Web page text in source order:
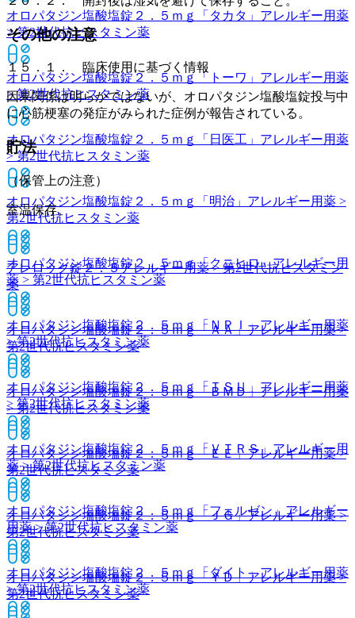
オロパタジン塩酸塩錠２．５ｍｇ「タカタ」 アレルギー用薬
> 第2世代抗ヒスタミン薬
オロパタジン塩酸塩錠２．５ｍｇ「トーワ」 アレルギー用薬
> 第2世代抗ヒスタミン薬
オロパタジン塩酸塩錠２．５ｍｇ「日医工」 アレルギー用薬
> 第2世代抗ヒスタミン薬
オロパタジン塩酸塩錠２．５ｍｇ「明治」 アレルギー用薬 >
第2世代抗ヒスタミン薬
オロパタジン塩酸塩錠２．５ｍｇ「クニヒロ」アレルギー用
薬 > 第2世代抗ヒスタミン薬
オロパタジン塩酸塩錠２．５ｍｇ「ＮＰＩ」アレルギー用薬
> 第2世代抗ヒスタミン薬
オロパタジン塩酸塩錠２．５ｍｇ「ＴＳＵ」 アレルギー用薬
> 第2世代抗ヒスタミン薬
オロパタジン塩酸塩錠２．５ｍｇ「ＶＴＲＳ」 アレルギー用
薬 > 第2世代抗ヒスタミン薬
オロパタジン塩酸塩錠２．５ｍｇ「フェルゼン」 アレルギー
用薬 > 第2世代抗ヒスタミン薬
オロパタジン塩酸塩錠２．５ｍｇ「ダイト」アレルギー用薬
> 第2世代抗ヒスタミン薬
その他の注意
１５．１． 臨床使用に基づく情報
因果関係は明らかではないが、オロパタジン塩酸塩錠投与中
に心筋梗塞の発症がみられた症例が報告されている。
貯法
（保管上の注意）
室温保存。
アレロック錠２．５アレルギー用薬 > 第2世代抗ヒスタミン
薬
オロパタジン塩酸塩錠２．５ｍｇ「ＡＡ」アレルギー用薬 >
第2世代抗ヒスタミン薬
オロパタジン塩酸塩錠２．５ｍｇ「ＢＭＤ」アレルギー用薬
> 第2世代抗ヒスタミン薬
オロパタジン塩酸塩錠２．５ｍｇ「ＥＥ」アレルギー用薬 >
第2世代抗ヒスタミン薬
オロパタジン塩酸塩錠２．５ｍｇ「ＪＧ」アレルギー用薬 >
第2世代抗ヒスタミン薬
オロパタジン塩酸塩錠２．５ｍｇ「ＹＤ」アレルギー用薬 >
第2世代抗ヒスタミン薬